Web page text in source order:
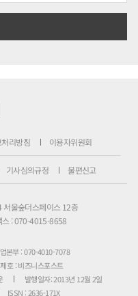
리방침 이용자위원회
기사심의규정 불편신고
서울숲더스페이스 12층
스 : 070-4015-8658
본부 : 070-4010-7078
제호 : 비즈니스포스트
발행일자: 2013년 12월 2일
ISSN : 2636-171X